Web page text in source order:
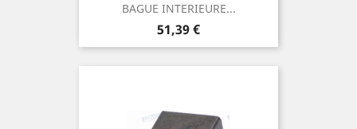
BAGUE INTERIEURE...
Prix
51,39 €